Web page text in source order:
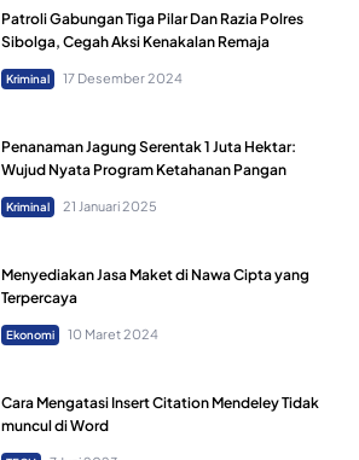
Patroli Gabungan Tiga Pilar Dan Razia Polres
Sibolga, Cegah Aksi Kenakalan Remaja
Kriminal 17 Desember 2024
Penanaman Jagung Serentak 1 Juta Hektar:
Wujud Nyata Program Ketahanan Pangan
Kriminal 21 Januari 2025
Menyediakan Jasa Maket di Nawa Cipta yang
Terpercaya
Ekonomi 10 Maret 2024
Cara Mengatasi Insert Citation Mendeley Tidak
muncul di Word